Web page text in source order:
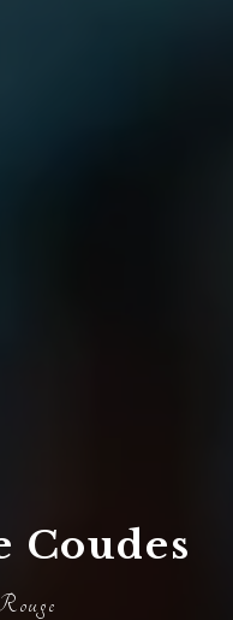
Coudes